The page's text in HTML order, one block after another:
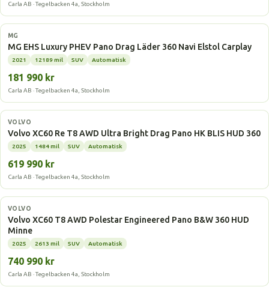
Carla AB · Tegelbacken 4a, Stockholm
Laddhybrid
MG
MG EHS Luxury PHEV Pano Drag Läder 360 Navi Elstol Carplay
2021 12189 mil SUV Automatisk
181 990 kr
Carla AB · Tegelbacken 4a, Stockholm
Laddhybrid
VOLVO
Volvo XC60 Re T8 AWD Ultra Bright Drag Pano HK BLIS HUD 360
2025 1484 mil SUV Automatisk
619 990 kr
Carla AB · Tegelbacken 4a, Stockholm
Laddhybrid
VOLVO
Volvo XC60 T8 AWD Polestar Engineered Pano B&W 360 HUD
Minne
2025 2613 mil SUV Automatisk
740 990 kr
Carla AB · Tegelbacken 4a, Stockholm